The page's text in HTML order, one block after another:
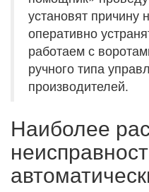
установят причину
оперативно
работаем с
ручного типа
производителей.
Наиболее